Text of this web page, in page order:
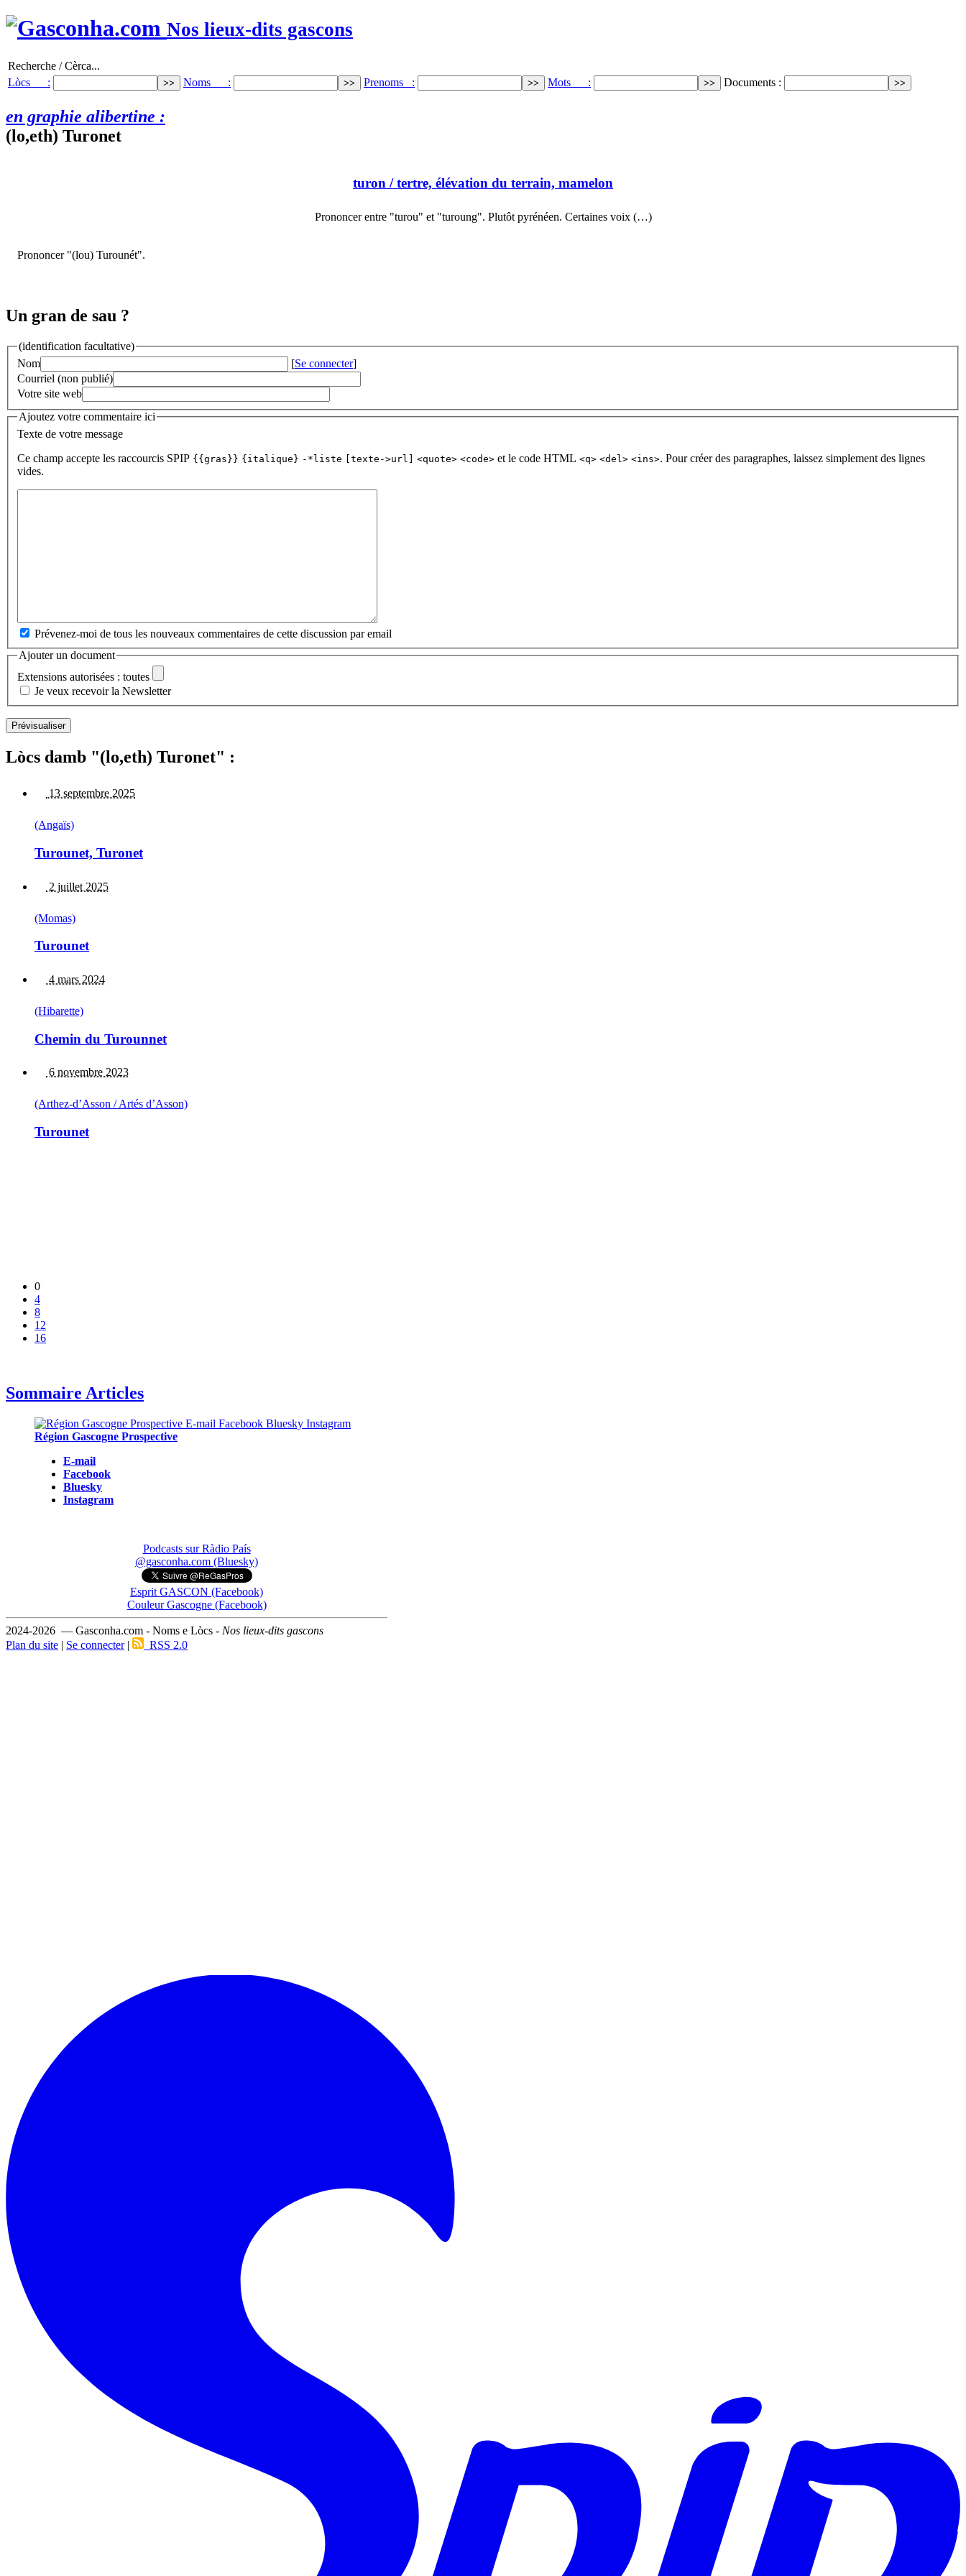
Nos lieux-dits gascons
Recherche / Cèrca...
Lòcs :
Noms : Prenoms : Mots : Documents :
en graphie alibertine :
(lo,eth) Turonet
turon / tertre, élévation du terrain, mamelon
Prononcer entre "turou" et "turoung". Plutôt pyrénéen. Certaines voix (…)
Prononcer "(lou) Turounét".
Un gran de sau ?
(identification facultative)
Nom
[Se connecter]
Courriel (non publié)
Votre site web
Ajoutez votre commentaire ici
Texte de votre message
Ce champ accepte les raccourcis SPIP {{gras}} {italique} -*liste [texte->url] <quote> <code> et le code HTML <q> <del> <ins>. Pour créer des paragraphes, laissez simplement des lignes
vides.
Prévenez-moi de tous les nouveaux commentaires de cette discussion par email
Ajouter un document
Extensions autorisées : toutes
Je veux recevoir la Newsletter
Lòcs damb "(lo,eth) Turonet" :
13 septembre 2025
(Angaïs)
Turounet, Turonet
2 juillet 2025
(Momas)
Turounet
4 mars 2024
(Hibarette)
Chemin du Turounnet
6 novembre 2023
(Arthez-d’Asson / Artés d’Asson)
Turounet
0
4
8
12
16
Sommaire Articles
Région Gascogne Prospective
E-mail
Facebook
Bluesky
Instagram
Podcasts sur Ràdio País
@gasconha.com (Bluesky)
Esprit GASCON (Facebook)
Couleur Gascogne (Facebook)
2024-2026 — Gasconha.com - Noms e Lòcs - Nos lieux-dits gascons
Plan du site | Se connecter| RSS 2.0